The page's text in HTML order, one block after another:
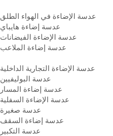
عدسة الإضاءة في الهواء الطلق
عدسة إضاءة هايباي
عدسة الإضاءة الفيضانات
عدسة إضاءة الملاعب
عدسة الإضاءة التجارية الداخلية
عدسة البوليفيين
عدسة إضاءة المسار
عدسة الإضاءة السفلية
عدسة صغيرة
عدسة إضاءة السقف
عدسة التكبير